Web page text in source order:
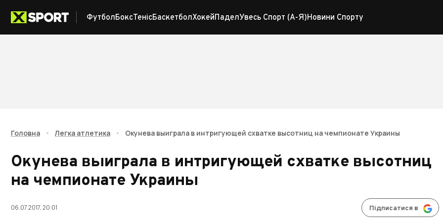
ФутболБоксТенісБаскетболХокейПаделУвесь Спорт (А-Я)Новини Спорту
Головна • Легка атлетика • Окунева выиграла в интригующей схватке высотниц на чемпионате Украины
Окунева выиграла в интригующей схватке высотниц
на чемпионате Украины
06.07.2017, 20:01 Підписатися в